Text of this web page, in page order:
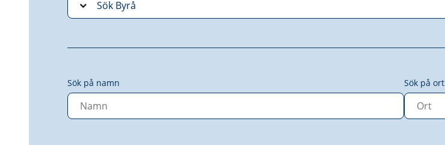
Sök på namn Sök på ort